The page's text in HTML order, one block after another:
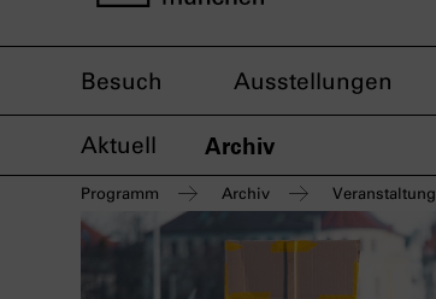
Besuch Ausstellungen
Aktuell Archiv
Programm Archiv Veranstaltung